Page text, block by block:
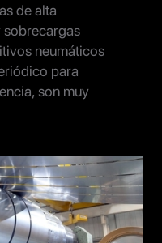
de alta
sobrecargas
neumáticos
para
son muy